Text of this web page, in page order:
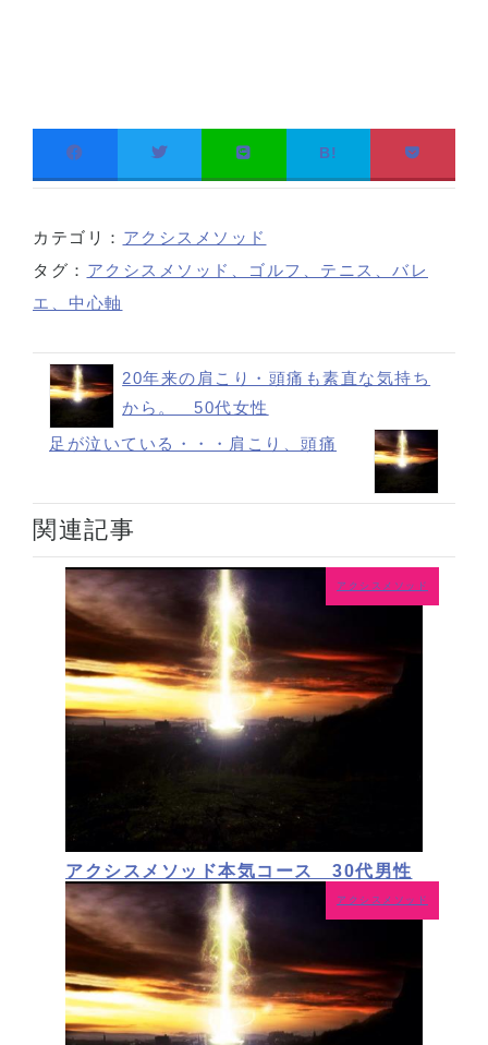
B!
カテゴリ： アクシスメソッド
タグ： アクシスメソッド、ゴルフ、テニス、バレ
エ、中心軸
20年来の肩こり・頭痛も素直な気持ち
から。 50代女性
足が泣いている・・・肩こり、頭痛
関連記事
アクシスメソッド
アクシスメソッド本気コース 30代男性
アクシスメソッド